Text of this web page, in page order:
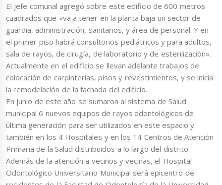
El jefe comunal agregó sobre este edificio de 600 metros
cuadrados que «va a tener en la planta baja un sector de
guardia, administración, sanitarios, y área de personal. Y en
el primer piso habrá consultorios pediátricos y para adultos,
sala de rayos, de cirugía, de laboratorio y de esterilización».
Actualmente en el edificio se llevan adelante trabajos de
colocación de carpinterías, pisos y revestimientos, y se inicia
la remodelación de la fachada del edificio.
En junio de este año se sumaron al sistema de Salud
municipal 6 nuevos equipos de rayos odontológicos de
última generación para ser utilizados en este espacio y
también en los 4 Hospitales y en los 14 Centros de Atención
Primaria de la Salud distribuidos a lo largo del distrito.
Además de la atención a vecinos y vecinas, el Hospital
Odontológico Universitario Municipal será epicentro de